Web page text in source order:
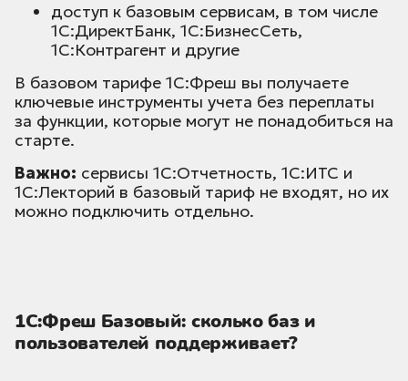
доступ к базовым сервисам, в том числе
1С:ДиректБанк, 1С:БизнесСеть,
1С:Контрагент и другие
В базовом тарифе 1С:Фреш вы получаете
ключевые инструменты учета без переплаты
за функции, которые могут не понадобиться на
старте.
Важно: сервисы 1С:Отчетность, 1С:ИТС и
1С:Лекторий в базовый тариф не входят, но их
можно подключить отдельно.
1С:Фреш Базовый: сколько баз и
пользователей поддерживает?